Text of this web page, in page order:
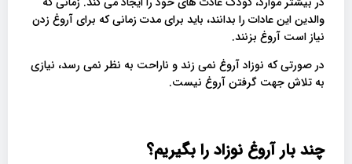
والدین این عادات را بدانند، باید برای مدت زمانی که برای آروغ زدن
نیاز است آروغ بزنند.
در صورتی که نوزاد آروغ نمی زند و ناراحت به نظر نمی رسد، نیازی
به تلاش جهت گرفتن آروغ نیست.
چند بار آروغ نوزاد را بگیریم؟